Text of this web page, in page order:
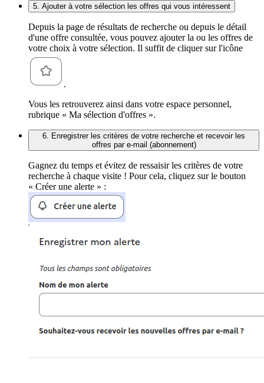
5. Ajouter à votre sélection les offres qui vous intéressent
Depuis la page de résultats de recherche ou depuis le détail
d'une offre consultée, vous pouvez ajouter la ou les offres de
votre choix à votre sélection. Il suffit de cliquer sur l'icône
.
Vous les retrouverez ainsi dans votre espace personnel,
rubrique « Ma sélection d'offres ».
6. Enregistrer les critères de votre recherche et recevoir les
offres par e-mail (abonnement)
Gagnez du temps et évitez de ressaisir les critères de votre
recherche à chaque visite ! Pour cela, cliquez sur le bouton
« Créer une alerte » :